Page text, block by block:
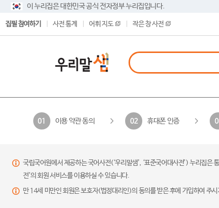
이 누리집은 대한민국 공식 전자정부 누리집입니다.
집필 참여하기 사전 통계 어휘 지도 작은 창 사전
01 이용 약관 동의 02 휴대폰 인증
국립국어원에서 제공하는 국어사전(‘우리말샘’, ‘표준국어대사전’) 누리집
전’의 회원 서비스를 이용하실 수 있습니다.
만 14세 미만인 회원은 보호자(법정대리인)의 동의를 받은 후에 가입하여 주